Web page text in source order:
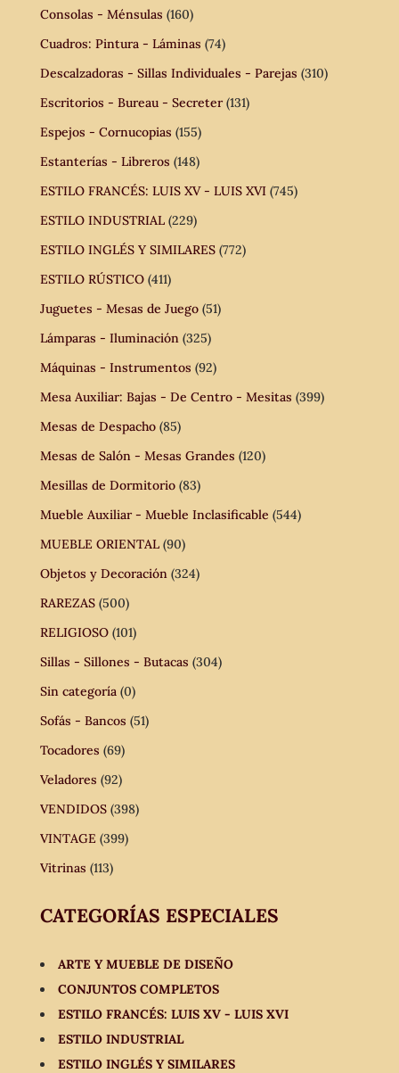
Consolas - Ménsulas (160)
Cuadros: Pintura - Láminas (74)
Descalzadoras - Sillas Individuales - Parejas (310)
Escritorios - Bureau - Secreter (131)
Espejos - Cornucopias (155)
Estanterías - Libreros (148)
ESTILO FRANCÉS: LUIS XV - LUIS XVI (745)
ESTILO INDUSTRIAL (229)
ESTILO INGLÉS Y SIMILARES (772)
ESTILO RÚSTICO (411)
Juguetes - Mesas de Juego (51)
Lámparas - Iluminación (325)
Máquinas - Instrumentos (92)
Mesa Auxiliar: Bajas - De Centro - Mesitas (399)
Mesas de Despacho (85)
Mesas de Salón - Mesas Grandes (120)
Mesillas de Dormitorio (83)
Mueble Auxiliar - Mueble Inclasificable (544)
MUEBLE ORIENTAL (90)
Objetos y Decoración (324)
RAREZAS (500)
RELIGIOSO (101)
Sillas - Sillones - Butacas (304)
Sin categoría (0)
Sofás - Bancos (51)
Tocadores (69)
Veladores (92)
VENDIDOS (398)
VINTAGE (399)
Vitrinas (113)
CATEGORÍAS ESPECIALES
ARTE Y MUEBLE DE DISEÑO
CONJUNTOS COMPLETOS
ESTILO FRANCÉS: LUIS XV - LUIS XVI
ESTILO INDUSTRIAL
ESTILO INGLÉS Y SIMILARES